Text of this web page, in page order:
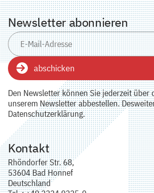
Newsletter abonnieren
abschicken
Den Newsletter können Sie jederzeit über
unserem Newsletter abbestellen.
Datenschutzerklärung.
Kontakt
Rhöndorfer Str. 68,
53604 Bad Honnef
Deutschland